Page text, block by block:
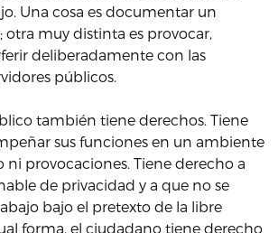
Una cosa es documentar un
otra muy distinta es provocar,
deliberadamente con las
públicos.
también tiene derechos. Tiene
sus funciones en un ambiente
ni provocaciones. Tiene derecho a
de privacidad y a que no se
bajo el pretexto de la libre
forma, el ciudadano tiene derecho